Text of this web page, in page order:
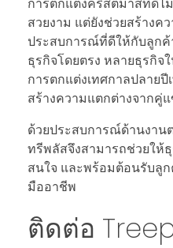
การตกแต่งคริสต์มาสที่ดีไ
สวยงาม แต่ยังช่วยสร้างค
ประสบการณ์ที่ดีให้กับลูก
ธุรกิจโดยตรง หลายธุรกิจ
การตกแต่งเทศกาลปลาย
สร้างความแตกต่างจากคู่แ
ด้วยประสบการณ์ด้านงาน
ทรีพลัสจึงสามารถช่วยให้
สนใจ และพร้อมต้อนรับลูก
มืออาชีพ
ติดต่อ